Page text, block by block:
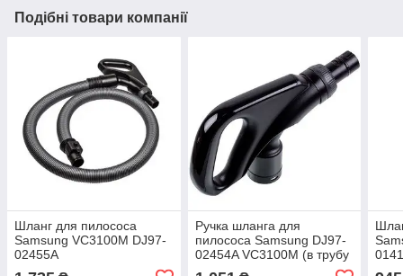
Подібні товари компанії
Шланг для пилососа
Samsung VC3100M DJ97-
02455A
Ручка шланга для
пилососа Samsung DJ97-
02454A VC3100M (в трубу